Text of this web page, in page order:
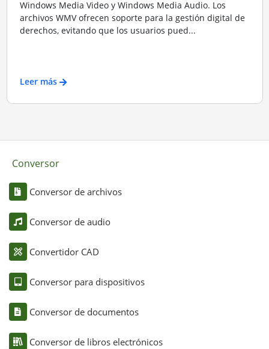
Windows Media Video y Windows Media Audio. Los
archivos WMV ofrecen soporte para la gestión digital de
derechos, evitando que los usuarios pued...
Leer más
Conversor
Conversor de archivos
Conversor de audio
Convertidor CAD
Conversor para dispositivos
Conversor de documentos
Conversor de libros electrónicos